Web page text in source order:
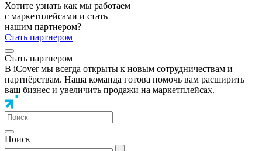
Хотите узнать как мы работаем
с маркетплейсами и стать
нашим партнером?
Стать партнером
Стать партнером
В iCover мы всегда открыты к новым сотрудничествам и
партнёрствам. Наша команда готова помочь вам расширить
ваш бизнес и увеличить продажи на маркетплейсах.
Поиск